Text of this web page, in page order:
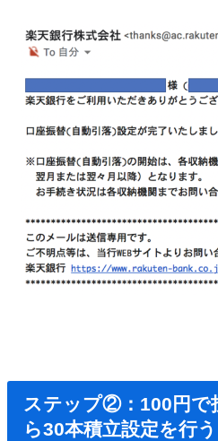
ステップ②：100円で
ら30本積立設定を行う